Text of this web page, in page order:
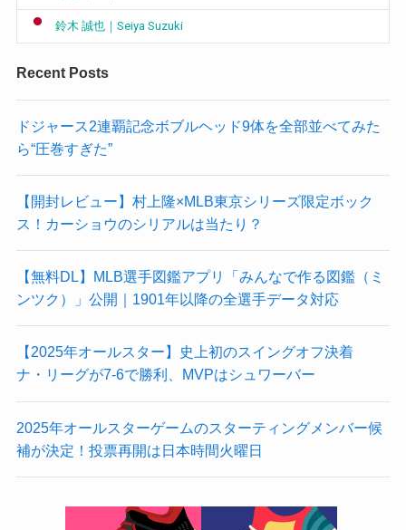
鈴木 誠也｜Seiya Suzuki
Recent Posts
ドジャース2連覇記念ボブルヘッド9体を全部並べてみた
ら“圧巻すぎた”
【開封レビュー】村上隆×MLB東京シリーズ限定ボック
ス！カーショウのシリアルは当たり？
【無料DL】MLB選手図鑑アプリ「みんなで作る図鑑（ミ
ンツク）」公開｜1901年以降の全選手データ対応
【2025年オールスター】史上初のスイングオフ決着
ナ・リーグが7-6で勝利、MVPはシュワーバー
2025年オールスターゲームのスターティングメンバー候
補が決定！投票再開は日本時間火曜日